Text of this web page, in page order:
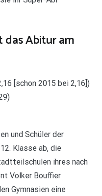
Abitur am
[schon 2015 bei 2,16])
und Schüler der
Klasse ab, die
ihres nach
Volker Bouffier
Gymnasien eine